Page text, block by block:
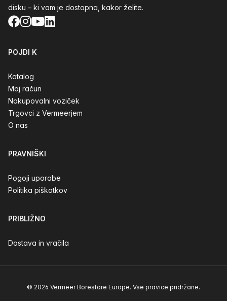
disku – ki vam je dostopna, kakor želite.
Facebook
Instagram
YouTube
LinkedIn
POJDI K
Katalog
Moj račun
Nakupovalni voziček
Trgovci z Vermeerjem
O nas
PRAVNIŠKI
Pogoji uporabe
Politika piškotkov
PRIBLIŽNO
Dostava in vračila
© 2026 Vermeer Borestore Europe. Vse pravice pridržane.